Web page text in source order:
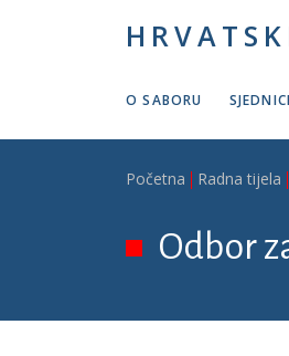
O SABORU
Početna Radna tijela
Odbor